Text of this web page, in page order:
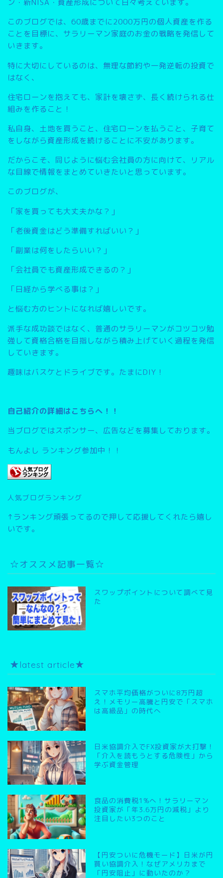
ン・新NISA・資産形成について日々考えています。
このブログでは、 60歳までに2000万円の個人資産を作る
こと を目標に、サラリーマン家庭のお金の戦略を発信して
いきます。
特に大切にしているのは、無理な節約や一発逆転の投資で
はなく、
住宅ローンを抱えても、家計を壊さず、長く続けられる仕
組みを作ること ！
私自身、土地を買うこと、住宅ローンを払うこと、子育て
をしながら資産形成を続けることに不安があります。
だからこそ、同じように悩む会社員の方に向けて、リアル
な目線で情報をまとめていきたいと思っています。
このブログが、
「家を買っても大丈夫かな？」
「老後資金はどう準備すればいい？」
「副業は何をしたらいい？」
「会社員でも資産形成できるの？」
「日経から学べる事は？」
と悩む方のヒントになれば嬉しいです。
派手な成功談ではなく、普通のサラリーマンがコツコツ勉
強して資格合格を目指しながら積み上げていく過程を発信
していきます。
趣味はバスケとドライブです。たまにDIY！
自己紹介の詳細はこちらへ！！
当ブログではスポンサー、広告などを募集しております。
もんよし ランキング参加中！！
人気ブログランキング
↑ランキング頑張ってるので押して応援してくれたら嬉し
いです。
☆オススメ記事一覧☆
スワップポイントについて調べて見
た
★latest article★
スマホ平均価格がついに8万円超
え！メモリー高騰と円安で「スマホ
は高級品」の時代へ
日米協調介入でFX投資家が大打撃！
「介入を読もうとする危険性」から
学ぶ資金管理
食品の消費税1%へ！サラリーマン
投資家が「年3.6万円の減税」より
注目したい3つのこと
【円安ついに危機モード】日米が円
買い協調介入！なぜアメリカまで
「円安阻止」に動いたのか？